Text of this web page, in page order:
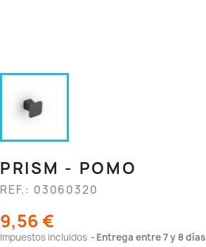
PRISM - POMO
REF.: 03060320
9,56 €
Impuestos incluidos Entrega entre 7 y 8 días